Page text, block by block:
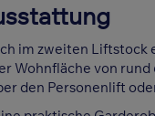
im zweiten Liftstock
Wohnfläche von
den Personenlift